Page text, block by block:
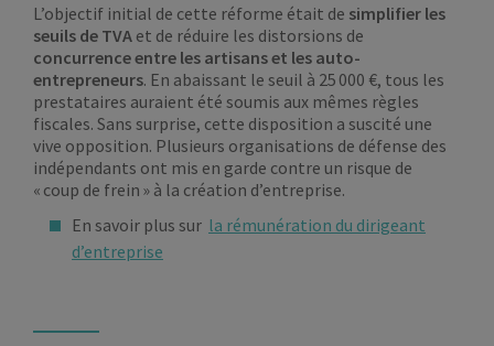
L’objectif initial de cette réforme était de simplifier les
seuils de TVA et de réduire les distorsions de
concurrence entre les artisans et les auto-
entrepreneurs. En abaissant le seuil à 25 000 €, tous les
prestataires auraient été soumis aux mêmes règles
fiscales. Sans surprise, cette disposition a suscité une
vive opposition. Plusieurs organisations de défense des
indépendants ont mis en garde contre un risque de
« coup de frein » à la création d’entreprise.
En savoir plus sur la rémunération du dirigeant
d’entreprise